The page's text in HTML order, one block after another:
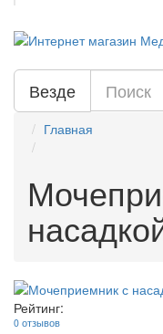
Везде
Главная
Рейтинг:
0 отзывов